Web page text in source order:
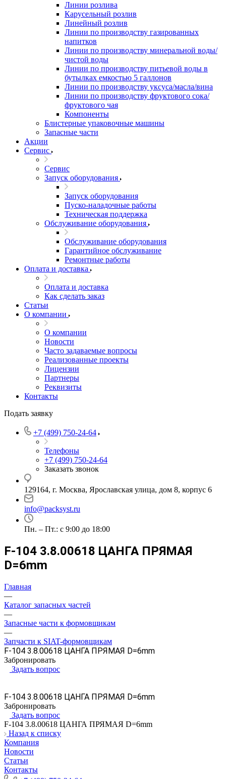
Линии розлива
Карусельный розлив
Линейный розлив
Линии по производству газированных
напитков
Линии по производству минеральной воды/
чистой воды
Линии по производству питьевой воды в
бутылках емкостью 5 галлонов
Линии по производству уксуса/масла/вина
Линии по производству фруктового сока/
фруктового чая
Компоненты
Блистерные упаковочные машины
Запасные части
Акции
Сервис
Сервис
Запуск оборудования
Запуск оборудования
Пуско-наладочные работы
Техническая поддержка
Обслуживание оборудования
Обслуживание оборудования
Гарантийное обслуживание
Ремонтные работы
Оплата и доставка
Оплата и доставка
Как сделать заказ
Статьи
О компании
О компании
Новости
Часто задаваемые вопросы
Реализованные проекты
Лицензии
Партнеры
Реквизиты
Контакты
Подать заявку
+7 (499) 750-24-64
Телефоны
+7 (499) 750-24-64
Заказать звонок
129164, г. Москва, Ярославская улица, дом 8, корпус 6
info@packsyst.ru
Пн. – Пт.: с 9:00 до 18:00
F-104 3.8.00618 ЦАНГА ПРЯМАЯ
D=6mm
Главная
—
Каталог запасных частей
—
Запасные части к формовщикам
—
Запчасти к SIAT-формовщикам
F-104 3.8.00618 ЦАНГА ПРЯМАЯ D=6mm
Забронировать
Задать вопрос
F-104 3.8.00618 ЦАНГА ПРЯМАЯ D=6mm
Забронировать
Задать вопрос
F-104 3.8.00618 ЦАНГА ПРЯМАЯ D=6mm
Назад к списку
Компания
Новости
Статьи
Контакты